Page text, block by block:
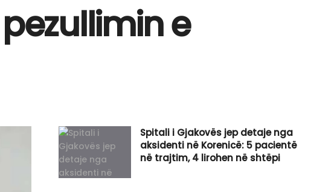
e
Spitali i Gjakovës jep detaje nga
aksidenti në Korenicë: 5 pacientë
në trajtim, 4 lirohen në shtëpi